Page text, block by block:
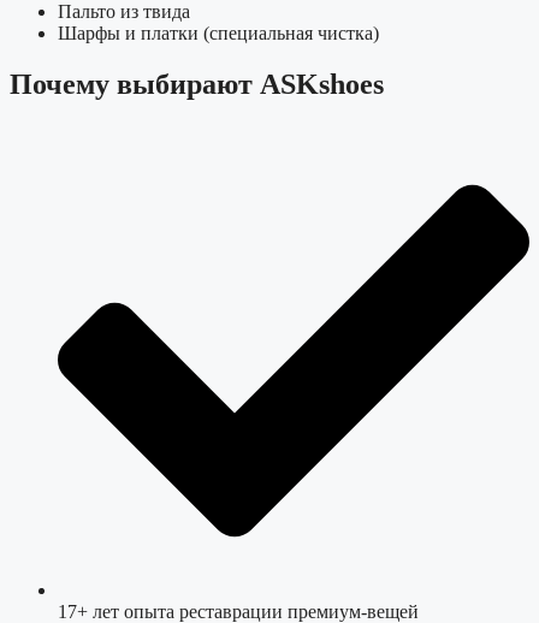
Пальто из твида
Шарфы и платки (специальная чистка)
Почему выбирают ASKshoes
17+ лет опыта реставрации премиум-вещей